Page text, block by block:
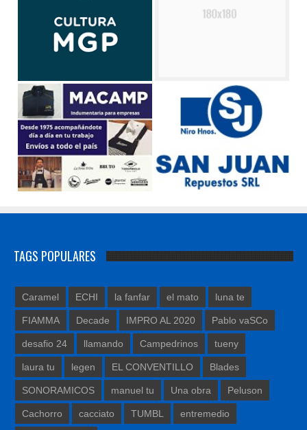
TAGS POPULARES
Caramel ECHI la fanfar el mato luna te
FIAMMA Decade IMPRO AL 2020 Pablo vaSCo
desafio 24 llamando Campedrinos tueny
laura tu legen EL CONVENTILLO Blades
SONORAMICOS manuel tu Una obra Peluson
Cachorro cacciato TUMBL entremedio